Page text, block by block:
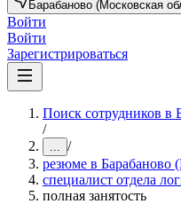
Барабаново (Московская
Войти
Войти
Зарегистрироваться
Поиск сотрудников в
/
... /
резюме в Барабаново
специалист отдела
полная занятость